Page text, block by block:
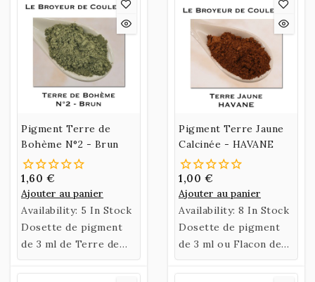
Pigment Terre de
Bohème N°2 - Brun
1,60 €
Ajouter au panier
Availability: 5 In Stock
Dosette de pigment
de 3 ml de Terre de
Bohème N°2 - Brun.
Pigment Terre Jaune
Calcinée - HAVANE
1,00 €
Ajouter au panier
Availability: 8 In Stock
Dosette de pigment
de 3 ml ou Flacon de
35 ml de Terre Jaune
HAVANE Calcinée.